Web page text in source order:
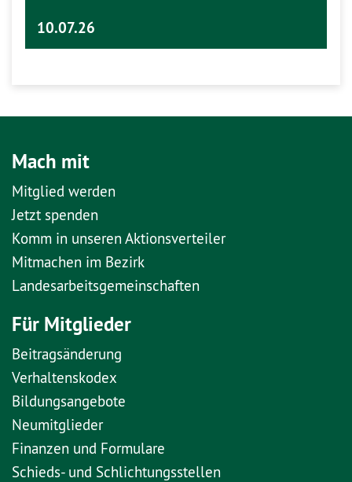
10.07.26
Mach mit
Mitglied werden
Jetzt spenden
Komm in unseren Aktionsverteiler
Mitmachen im Bezirk
Landesarbeitsgemeinschaften
Für Mitglieder
Beitragsänderung
Verhaltenskodex
Bildungsangebote
Neumitglieder
Finanzen und Formulare
Schieds- und Schlichtungsstellen